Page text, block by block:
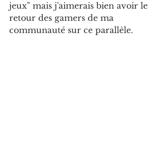
jeux" mais j'aimerais bien avoir le
retour des gamers de ma
communauté sur ce parallèle.